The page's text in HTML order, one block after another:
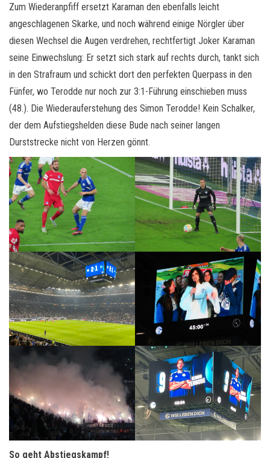
Zum Wiederanpfiff ersetzt Karaman den ebenfalls leicht
angeschlagenen Skarke, und noch während einige Nörgler über
diesen Wechsel die Augen verdrehen, rechtfertigt Joker Karaman
seine Einwechslung: Er setzt sich stark auf rechts durch, tankt sich
in den Strafraum und schickt dort den perfekten Querpass in den
Fünfer, wo Terodde nur noch zur 3:1-Führung einschieben muss
(48.). Die Wiederauferstehung des Simon Terodde! Kein Schalker,
der dem Aufstiegshelden diese Bude nach seiner langen
Durststrecke nicht von Herzen gönnt.
So geht Abstiegskampf!